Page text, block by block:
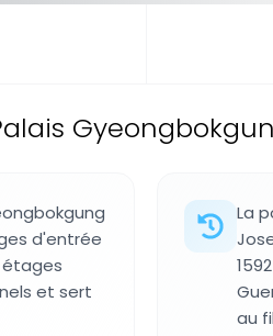
d'entrée
étages
et sert
La
au